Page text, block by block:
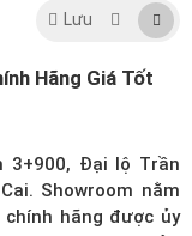
Lưu
Hãng Giá Tốt
3+900, Đại lộ Trần
Showroom nằm
chính hãng được ủy